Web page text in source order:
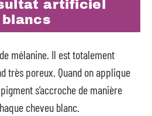
artificiel
mélanine. Il est totalement
très poreux. Quand on applique
s’accroche de manière
cheveu blanc.